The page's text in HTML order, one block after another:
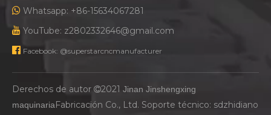
 Whatsapp: +86-15634067281
 YouTube: z2802332646@gmail.com
 Facebook: @superstarcncmanufacturer
Derechos de autor 2021 Jinan Jinshengxing
maquinariaFabricación Co., Ltd. Soporte técnico: sdzhidiano